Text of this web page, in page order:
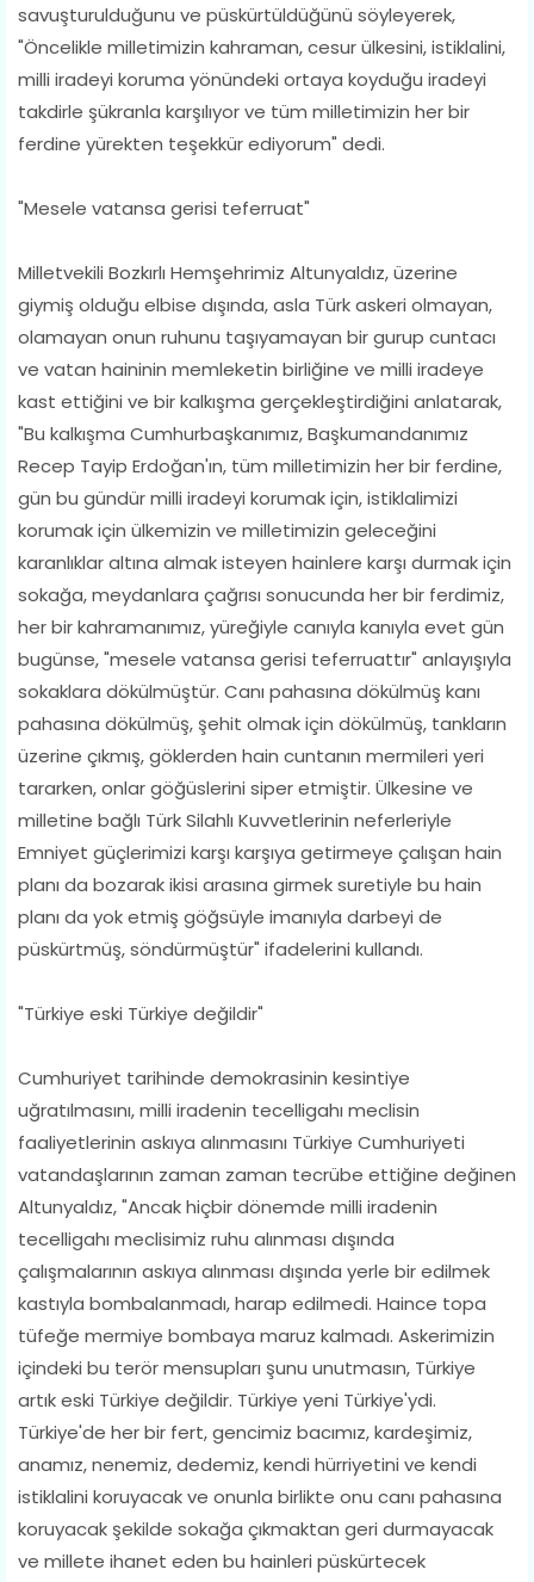
savuşturulduğunu ve püskürtüldüğünü söyleyerek,
"Öncelikle milletimizin kahraman, cesur ülkesini, istiklalini,
milli iradeyi koruma yönündeki ortaya koyduğu iradeyi
takdirle şükranla karşılıyor ve tüm milletimizin her bir
ferdine yürekten teşekkür ediyorum" dedi.
"Mesele vatansa gerisi teferruat"
Milletvekili Bozkırlı Hemşehrimiz Altunyaldız, üzerine
giymiş olduğu elbise dışında, asla Türk askeri olmayan,
olamayan onun ruhunu taşıyamayan bir gurup cuntacı
ve vatan haininin memleketin birliğine ve milli iradeye
kast ettiğini ve bir kalkışma gerçekleştirdiğini anlatarak,
"Bu kalkışma Cumhurbaşkanımız, Başkumandanımız
Recep Tayip Erdoğan'ın, tüm milletimizin her bir ferdine,
gün bu gündür milli iradeyi korumak için, istiklalimizi
korumak için ülkemizin ve milletimizin geleceğini
karanlıklar altına almak isteyen hainlere karşı durmak için
sokağa, meydanlara çağrısı sonucunda her bir ferdimiz,
her bir kahramanımız, yüreğiyle canıyla kanıyla evet gün
bugünse, "mesele vatansa gerisi teferruattır" anlayışıyla
sokaklara dökülmüştür. Canı pahasına dökülmüş kanı
pahasına dökülmüş, şehit olmak için dökülmüş, tankların
üzerine çıkmış, göklerden hain cuntanın mermileri yeri
tararken, onlar göğüslerini siper etmiştir. Ülkesine ve
milletine bağlı Türk Silahlı Kuvvetlerinin neferleriyle
Emniyet güçlerimizi karşı karşıya getirmeye çalışan hain
planı da bozarak ikisi arasına girmek suretiyle bu hain
planı da yok etmiş göğsüyle imanıyla darbeyi de
püskürtmüş, söndürmüştür" ifadelerini kullandı.
"Türkiye eski Türkiye değildir"
Cumhuriyet tarihinde demokrasinin kesintiye
uğratılmasını, milli iradenin tecelligahı meclisin
faaliyetlerinin askıya alınmasını Türkiye Cumhuriyeti
vatandaşlarının zaman zaman tecrübe ettiğine değinen
Altunyaldız, "Ancak hiçbir dönemde milli iradenin
tecelligahı meclisimiz ruhu alınması dışında
çalışmalarının askıya alınması dışında yerle bir edilmek
kastıyla bombalanmadı, harap edilmedi. Haince topa
tüfeğe mermiye bombaya maruz kalmadı. Askerimizin
içindeki bu terör mensupları şunu unutmasın, Türkiye
artık eski Türkiye değildir. Türkiye yeni Türkiye'ydi.
Türkiye'de her bir fert, gencimiz bacımız, kardeşimiz,
anamız, nenemiz, dedemiz, kendi hürriyetini ve kendi
istiklalini koruyacak ve onunla birlikte onu canı pahasına
koruyacak şekilde sokağa çıkmaktan geri durmayacak
ve millete ihanet eden bu hainleri püskürtecek